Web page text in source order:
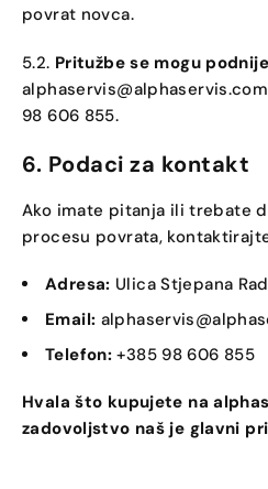
povrat novca.
5.2. Pritužbe se mogu
alphaservis@alphaservis.com
98 606 855.
6. Podaci za kontakt
Ako imate pitanja ili trebate
procesu povrata,
Adresa: Ulica Stjepana
Email:
Telefon: +385 98 606 855
Hvala što kupujete na
zadovoljstvo naš je glavni